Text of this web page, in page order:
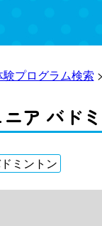
プログラム検索
ア バド
ミントン